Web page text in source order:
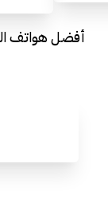
أفضل هواتف